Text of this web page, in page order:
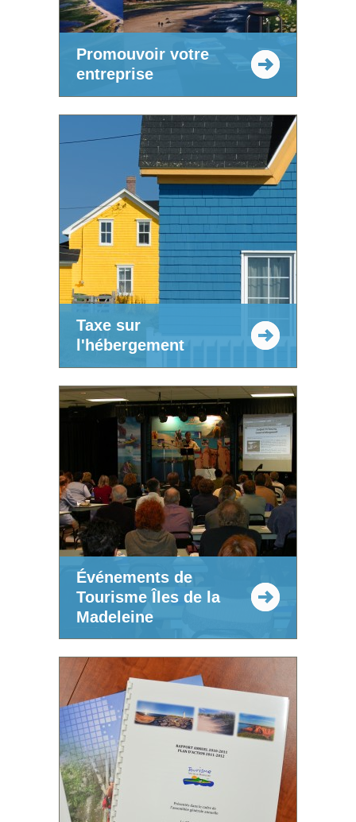
Promouvoir votre
entreprise
Taxe sur
l'hébergement
Événements de
Tourisme Îles de la
Madeleine